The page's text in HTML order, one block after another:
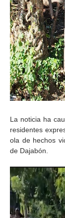
La noticia ha
residentes
ola de hechos
de Dajabón.